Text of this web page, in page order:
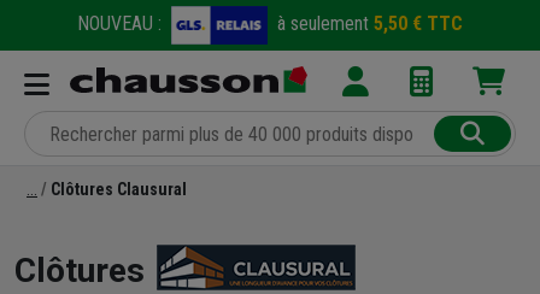
NOUVEAU : à seulement 5,50 € TTC
Clôtures Clausural
Clôtures